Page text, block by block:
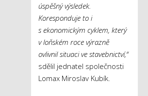
úspěšný výsledek.
Koresponduje to i
s ekonomickým cyklem, který
v loňském roce výrazně
ovlivnil situaci ve stavebnictví,“
sdělil jednatel společnosti
Lomax Miroslav Kubík.